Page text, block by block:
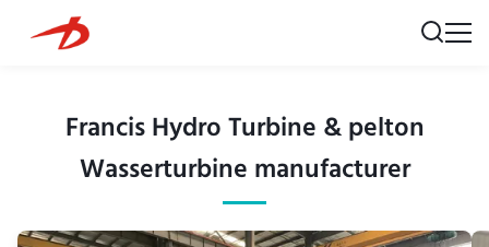
Francis Hydro Turbine & pelton
Wasserturbine manufacturer